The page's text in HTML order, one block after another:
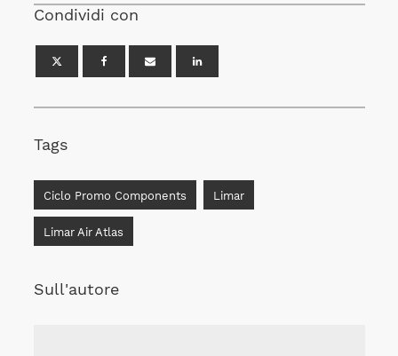
Condividi con
Tags
Ciclo Promo Components Limar
Limar Air Atlas
Sull'autore